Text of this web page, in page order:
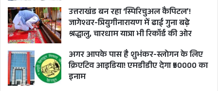
उत्तराखंड बन रहा ‘स्पिरिचुअल कैपिटल’!
जागेश्वर-त्रियुगीनारायण में ढाई गुना बढ़े
श्रद्धालु, चारधाम यात्रा भी रिकॉर्ड की ओर
अगर आपके पास है शुभंकर-स्लोगन के लिए
क्रिएटिव आइडिया! एमडीडीए देगा ₹50000 का
इनाम